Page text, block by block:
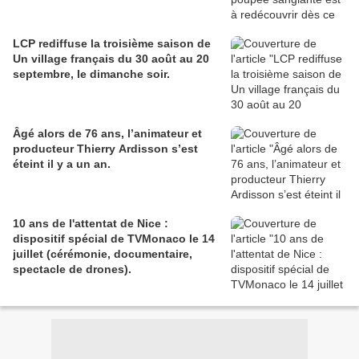
LCP rediffuse la troisième saison de
Un village français du 30 août au 20
septembre, le dimanche soir.
Âgé alors de 76 ans, l’animateur et
producteur Thierry Ardisson s’est
éteint il y a un an.
10 ans de l'attentat de Nice :
dispositif spécial de TVMonaco le 14
juillet (cérémonie, documentaire,
spectacle de drones).